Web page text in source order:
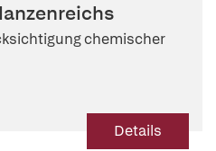
chemischer
Details